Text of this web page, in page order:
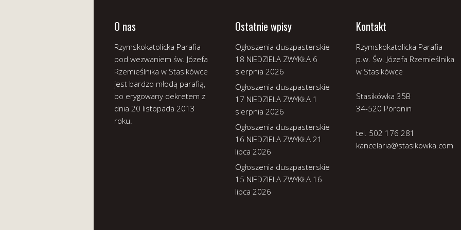
O nas
Rzymskokatolicka Parafia
pod wezwaniem św. Józefa
Rzemieślnika w Stasikówce
jest bardzo młodą parafią,
bo erygowany dekretem z
dnia 20 listopada 2013
roku.
Ostatnie wpisy
Ogłoszenia duszpasterskie
18 NIEDZIELA ZWYKŁA 6
sierpnia 2026
Ogłoszenia duszpasterskie
17 NIEDZIELA ZWYKŁA 1
sierpnia 2026
Ogłoszenia duszpasterskie
16 NIEDZIELA ZWYKŁA 21
lipca 2026
Ogłoszenia duszpasterskie
15 NIEDZIELA ZWYKŁA 16
lipca 2026
Kontakt
Rzymskokatolicka Parafia
p.w. Św. Józefa Rzemieślnika
w Stasikówce
Stasikówka 35B
34-520 Poronin
tel. 502 176 281
kancelaria@stasikowka.com